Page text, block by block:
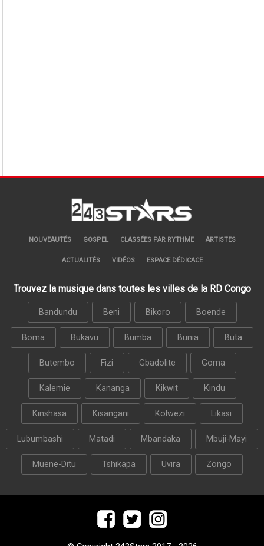
NOUVEAUTÉS GOSPEL CLASSÉES PAR RYTHME ARTISTES
ACTUALITÉS VIDÉOS ESPACE DÉDICACE
Trouvez la musique dans toutes les villes de la RD Congo
Bandundu Beni Bikoro Boende
Boma Bukavu Bumba Bunia Buta
Butembo Fizi Gbadolite Goma
Kalemie Kananga Kikwit Kindu
Kinshasa Kisangani Kolwezi Likasi
Lubumbashi Matadi Mbandaka Mbuji-Mayi
Muene-Ditu Tshikapa Uvira Zongo